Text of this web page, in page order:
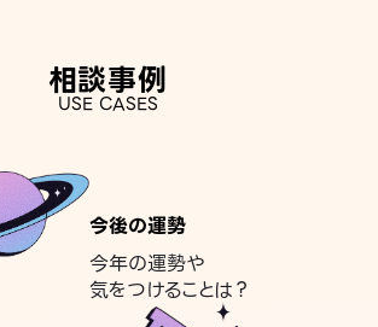
相談事例
USE CASES
今後の運勢
今年の運勢や
気をつけることは？